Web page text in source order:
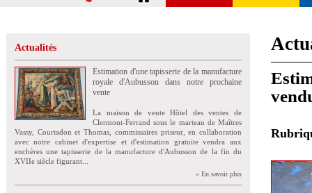
Actualités
Estimation d'une tapisserie de la manufacture
royale d'Aubusson dans notre prochaine
vente
La maison de vente Hôtel des ventes de
Clermont-Ferrand sous le marteau de Maîtres
Vassy, Courtadon et Thomas, commissaires priseur, en collaboration
avec notre cabinet d'expertise et d'estimation gratuite vendra aux
enchères une tapisserie de la manufacture d'Aubusson de la fin du
XVIIe siècle figurant...
» En savoir plus